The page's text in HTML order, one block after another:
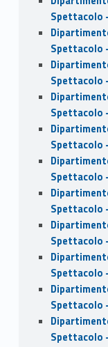
Spettacolo
Spettacolo
Spettacolo
Spettacolo
Spettacolo
Spettacolo
Spettacolo
Spettacolo
Spettacolo
Spettacolo
Spettacolo